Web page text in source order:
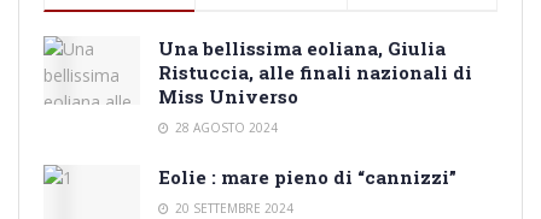
Una bellissima eoliana, Giulia
Ristuccia, alle finali nazionali di
Miss Universo
28 AGOSTO 2024
Eolie : mare pieno di “cannizzi”
20 SETTEMBRE 2024